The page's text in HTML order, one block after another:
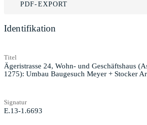
PDF-EXPORT
Identifikation
Titel
Ägeristrasse 24, Wohn- und Geschäftshaus
1275): Umbau Baugesuch Meyer + Stocker
Signatur
E.13-1.6693